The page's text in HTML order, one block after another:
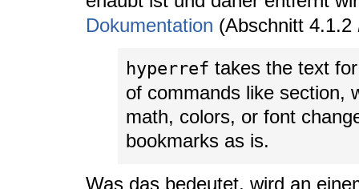
Dokumentation (Abschnitt 4.1.2
hyperref takes the text
of commands like section,
math, colors, or font
bookmarks as is.
Was das bedeutet, wird an